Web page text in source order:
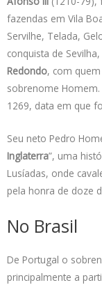
fazendas em Vila
Servilhe, Telada,
conquista de
Redondo, com
sobrenome
1269, data em que
Seu neto Pedro
Inglaterra”, uma
Lusíadas, onde
pela honra de doze
No Brasil
De Portugal o
principalmente a